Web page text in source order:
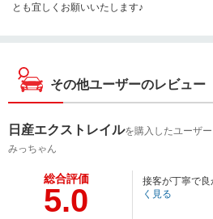
とも宜しくお願いいたします♪
その他ユーザーのレビュー
日産エクストレイルを購入したユーザー
みっちゃん
総合評価
5.0
接客が丁寧で良
く見る